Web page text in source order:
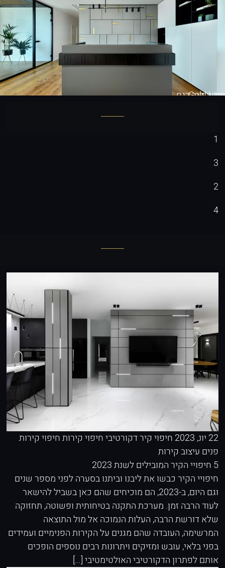
חיפוי קיר דגם
Gold Line
1
3
2
4
22 יונ, 2023 חיפוי קיר דקורטיביחיפוי קירותחיפוי קירות
פנים עיצוב קירות
5 חיפויי הקיר המובילים לשנת 2023
חיפויי הקיר כבשו את ליבנו וביתנו בסערה לפני מספר שנים
וגם היום, ב-2023, הם מוכיחים שהם כאן בשביל להישאר
לעוד הרבה זמן. מערכת התקנה בטיחותית ופשוטה, תחזוקה
שלא דורשת הרבה, העלות הנמוכה אל מול התוצאה
המרשימה, העובדה שהם מגנים על הקירות הפנימיים ועמידים
בפני בלאי, עובש ומזיקים ויתרונות רבים נוספים הופכים
אותם לפתרון הדקורטיבי האולטימטיבי […]